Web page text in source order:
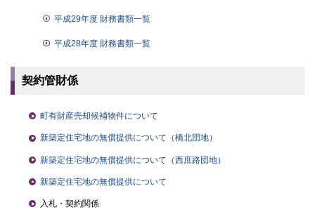
平成29年度 財務書類一覧
平成28年度 財務書類一覧
契約管財係
町有財産売却候補物件について
新築定住宅地の無償提供について（橋北団地）
新築定住宅地の無償提供について（西庶路団地）
新築定住宅地の無償提供について
入札・契約関係